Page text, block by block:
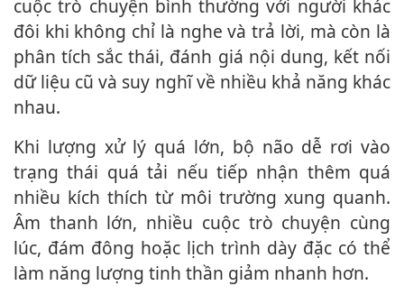
cuộc trò chuyện bình thường với người khác
đôi khi không chỉ là nghe và trả lời, mà còn là
phân tích sắc thái, đánh giá nội dung, kết nối
dữ liệu cũ và suy nghĩ về nhiều khả năng khác
nhau.
Khi lượng xử lý quá lớn, bộ não dễ rơi vào
trạng thái quá tải nếu tiếp nhận thêm quá
nhiều kíc‌h thí‌ch từ môi trường xung quanh.
Âm thanh lớn, nhiều cuộc trò chuyện cùng
lúc, đám đông hoặc lịch trình dày đặc có thể
làm năng lượng tinh thần giảm nhanh hơn.